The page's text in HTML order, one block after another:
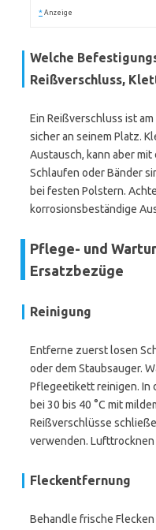
* Anzeige
Welche
Reißverschluss,
Ein Reißverschluss ist
sicher an seinem Platz.
Austausch, kann aber
Schlaufen oder Bänder
bei festen Polstern.
korrosionsbeständige
Pflege- und
Ersatzbezüge
Reinigung
Entferne zuerst losen
oder dem Staubsauger.
Pflegeetikett reinigen. In
bei 30 bis 40 °C mit
Reißverschlüsse
verwenden.
Fleckentfernung
Behandle frische